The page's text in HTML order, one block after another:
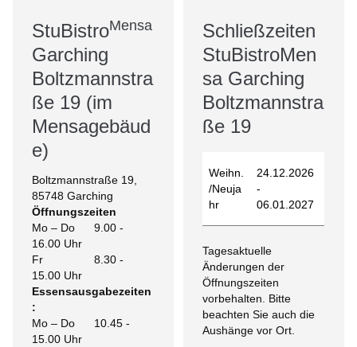
StuBistroMensa
Garching
Boltzmannstra
ße 19 (im
Mensagebäud
e)
Boltzmannstraße 19,
85748 Garching
Öffnungszeiten
Mo – Do 9.00 -
16.00 Uhr
Fr 8.30 -
15.00 Uhr
Essensausgabezeiten
:
Mo – Do 10.45 -
15.00 Uhr
Schließzeiten
StuBistroMen
sa Garching
Boltzmannstra
ße 19
Weihn.
/Neuja
hr
24.12.2026
-
06.01.2027
Tagesaktuelle
Änderungen der
Öffnungszeiten
vorbehalten. Bitte
beachten Sie auch die
Aushänge vor Ort.